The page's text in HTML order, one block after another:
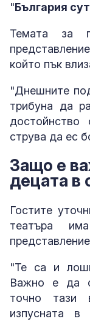
"България
Темата за
който пък
"Днешните
трибуна да
струва да ес
Защо е
децата в
Гостите
театъра
"Те са и
Важно е да
точно тази
изпусната